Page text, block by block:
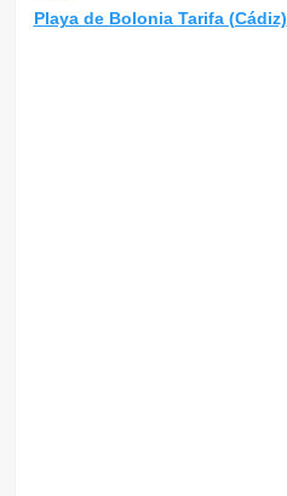
Playa de Bolonia Tarifa (Cádiz)